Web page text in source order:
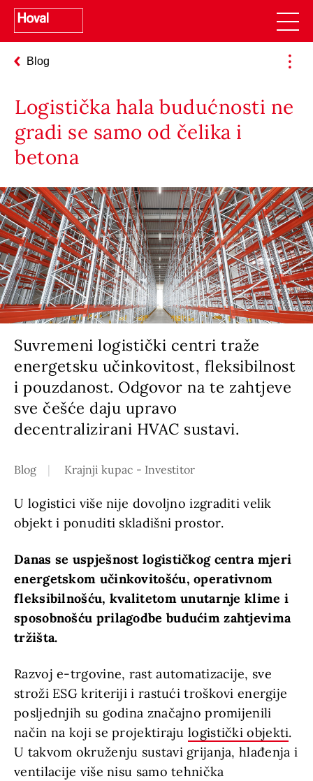
Blog
Logistička hala budućnosti ne
gradi se samo od čelika i
betona
Suvremeni logistički centri traže
energetsku učinkovitost, fleksibilnost
i pouzdanost. Odgovor na te zahtjeve
sve češće daju upravo
decentralizirani HVAC sustavi.
Blog Krajnji kupac - Investitor
U logistici više nije dovoljno izgraditi velik
objekt i ponuditi skladišni prostor.
Danas se uspješnost logističkog centra mjeri
energetskom učinkovitošću, operativnom
fleksibilnošću, kvalitetom unutarnje klime i
sposobnošću prilagodbe budućim zahtjevima
tržišta.
Razvoj e-trgovine, rast automatizacije, sve
stroži ESG kriteriji i rastući troškovi energije
posljednjih su godina značajno promijenili
način na koji se projektirajulogistički objekti.
U takvom okruženju sustavi grijanja, hlađenja i
ventilacije više nisu samo tehnička